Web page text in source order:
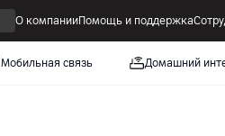
О компанииПомощь и поддержка
Мобильная связь Домашний